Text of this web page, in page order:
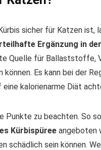
sicher für Katzen ist,
Ergänzung in
Quelle für Ballaststoffe,
können. Es kann bei der
kalorienarme Diät
Punkte zu beachten. So
Kürbispüree angeboten
schädlich sein können.